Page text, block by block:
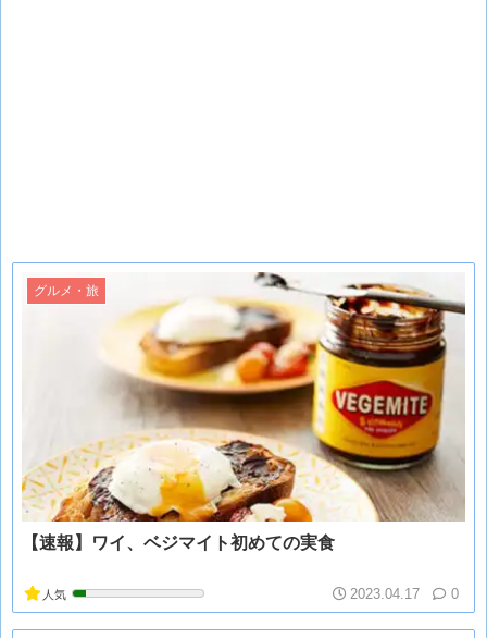
グルメ・旅
【速報】ワイ、ベジマイト初めての実食
人気 2023.04.17 0